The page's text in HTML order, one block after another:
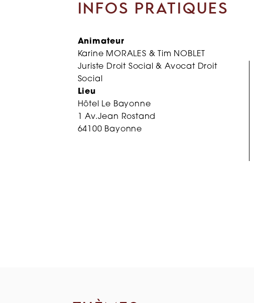
INFOS PRATIQUES
Animateur
Karine MORALES & Tim NOBLET
Juriste Droit Social & Avocat Droit
Social
Lieu
Hôtel Le Bayonne
1 Av.Jean Rostand
64100 Bayonne